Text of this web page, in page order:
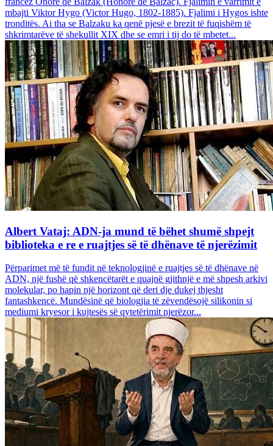
mbajti Viktor Hygo (Victor Hugo, 1802-1885). Fjalimi i Hygos ishte
tronditës. Ai tha se Balzaku ka qenë pjesë e brezit të fuqishëm të
shkrimtarëve të shekullit XIX dhe se emri i tij do të mbetet...
Albert Vataj: ADN-ja mund të bëhet shumë shpejt
biblioteka e re e ruajtjes së të dhënave të njerëzimit
Përparimet më të fundit në teknologjinë e ruajtjes së të dhënave në
ADN, një fushë që shkencëtarët e quajnë gjithnjë e më shpesh arkivi
molekular, po hapin një horizont që deri dje dukej thjesht
fantashkencë. Mundësinë që biologjia të zëvendësojë silikonin si
mediumi kryesor i kujtesës së qytetërimit njerëzor...